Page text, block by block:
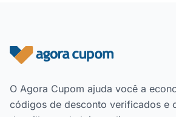
Rodapé do site
O Agora Cupom ajuda você a
códigos de desconto verificados e